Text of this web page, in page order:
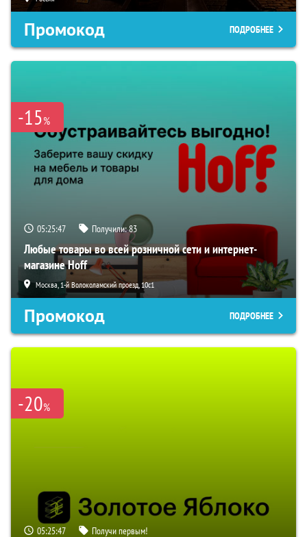
Промокод ПОДРОБНЕЕ
-15%
05:25:46 Получили:83
Любые товары во всей розничной сети и интернет-
магазине Hoff
Москва, 1-й Волоколамский проезд, 10с1
Промокод ПОДРОБНЕЕ
-20%
05:25:46 Получи первым!